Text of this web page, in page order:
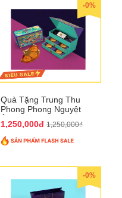
-0%
Quà Tặng Trung Thu
Phong Phong Nguyệt
1,250,000đ 1,250,000₫
-0%